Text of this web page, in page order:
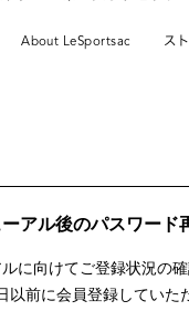
About LeSportsac ス
ーアル後のパスワード
に向けてご登録状況の
以前に会員登録していた